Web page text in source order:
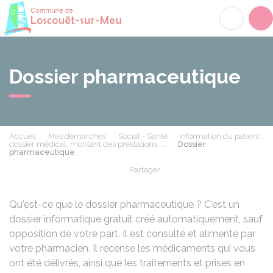
Dossier pharmaceutique
Accueil Mes démarches Social - Santé
Information du patient :
dossier médical, montant des prestations, ...
Dossier
pharmaceutique
Partager
Qu'est-ce que le dossier pharmaceutique ? C'est un
dossier informatique gratuit créé automatiquement, sauf
opposition de votre part. Il est consulté et alimenté par
votre pharmacien. Il recense les médicaments qui vous
ont été délivrés, ainsi que les traitements et prises en